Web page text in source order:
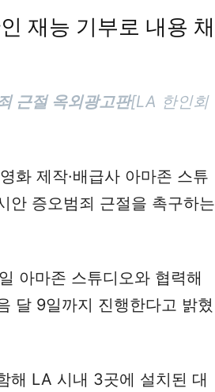
재능 기부로 내용 채
근절 옥외광고판[LA 한인회
화 제작·배급사 아마존 스튜
안 증오범죄 근절을 촉구하는
아마존 스튜디오와 협력해
달 9일까지 진행한다고 밝혔
해 LA 시내 3곳에 설치된 대